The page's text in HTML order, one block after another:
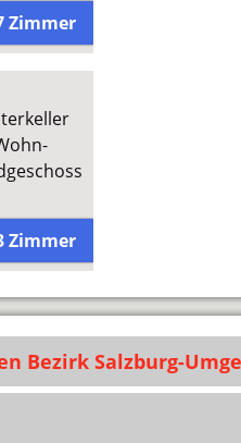
Zimmer
Zimmer
Bezirk Salzburg-